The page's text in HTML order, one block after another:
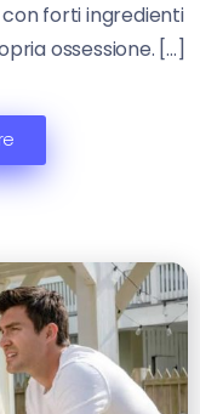
forti ingredienti
ossessione. […]